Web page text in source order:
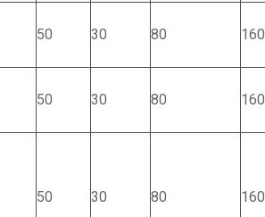
50 30 80 160
50 30 80 160
50 30 80 160